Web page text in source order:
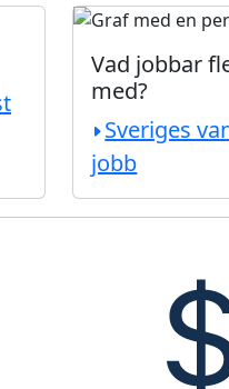
Vad jobbar
med?
Sveriges
jobb